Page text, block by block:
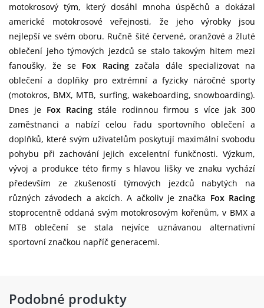
motokrosový tým, který dosáhl mnoha úspěchů a dokázal
americké motokrosové veřejnosti, že jeho výrobky jsou
nejlepší ve svém oboru. Ručně šité červené, oranžové a žluté
oblečení jeho týmových jezdců se stalo takovým hitem mezi
fanoušky, že se Fox Racingzačala dále specializovat na
oblečení a doplňky pro extrémní a fyzicky náročné sporty
(motokros, BMX, MTB, surfing, wakeboarding, snowboarding).
Dnes je Fox Racingstále rodinnou firmou s více jak 300
zaměstnanci a nabízí celou řadu sportovního oblečení a
doplňků, které svým uživatelům poskytují maximální svobodu
pohybu při zachování jejich excelentní funkčnosti. Výzkum,
vývoj a produkce této firmy s hlavou lišky ve znaku vychází
především ze zkušeností týmových jezdců nabytých na
různých závodech a akcích. A ačkoliv je značka Fox Racing
stoprocentně oddaná svým motokrosovým kořenům, v BMX a
MTB oblečení se stala nejvíce uznávanou alternativní
sportovní značkou napříč generacemi.
Podobné produkty